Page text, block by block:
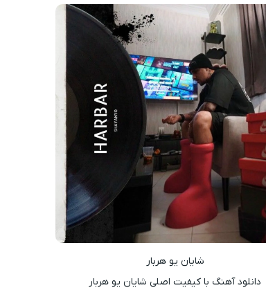
شایان یو هربار
دانلود آهنگ با کیفیت اصلی شایان یو هربار